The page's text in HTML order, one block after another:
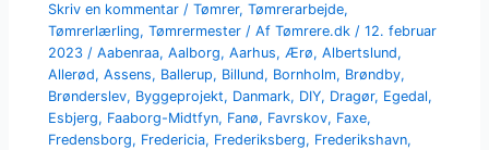
Skriv en kommentar /Tømrer,Tømrerarbejde,
Tømrerlærling,Tømrermester / AfTømrere.dk/12. februar
2023/Aabenraa,Aalborg,Aarhus,Ærø,Albertslund,
Allerød,Assens, Ballerup, Billund, Bornholm, Brøndby,
Brønderslev, Byggeprojekt, Danmark, DIY, Dragør, Egedal,
Esbjerg, Faaborg-Midtfyn, Fanø, Favrskov, Faxe,
Fredensborg, Fredericia, Frederiksberg, Frederikshavn,